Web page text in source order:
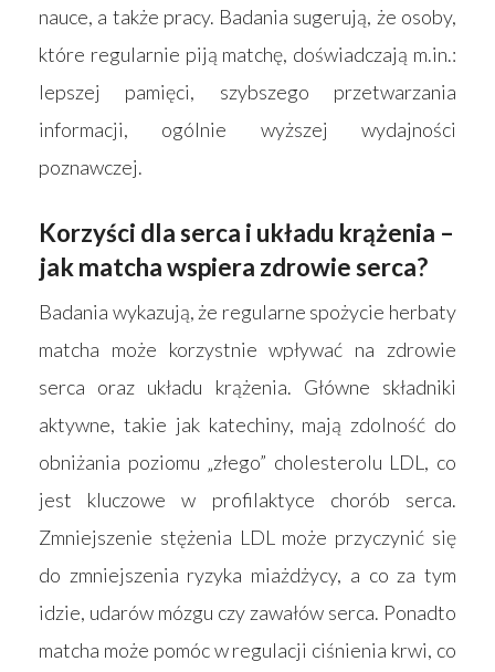
nauce, a także pracy. Badania sugerują, że osoby,
które regularnie piją matchę, doświadczają m.in.:
lepszej pamięci, szybszego przetwarzania
informacji, ogólnie wyższej wydajności
poznawczej.
Korzyści dla serca i układu krążenia –
jak matcha wspiera zdrowie serca?
Badania wykazują, że regularne spożycie herbaty
matcha może korzystnie wpływać na zdrowie
serca oraz układu krążenia. Główne składniki
aktywne, takie jak katechiny, mają zdolność do
obniżania poziomu „złego” cholesterolu LDL, co
jest kluczowe w profilaktyce chorób serca.
Zmniejszenie stężenia LDL może przyczynić się
do zmniejszenia ryzyka miażdżycy, a co za tym
idzie, udarów mózgu czy zawałów serca. Ponadto
matcha może pomóc w regulacji ciśnienia krwi, co
Strona główna
Produkty
Materace
Akcesoria
Wyszukiwarka
Kontakt